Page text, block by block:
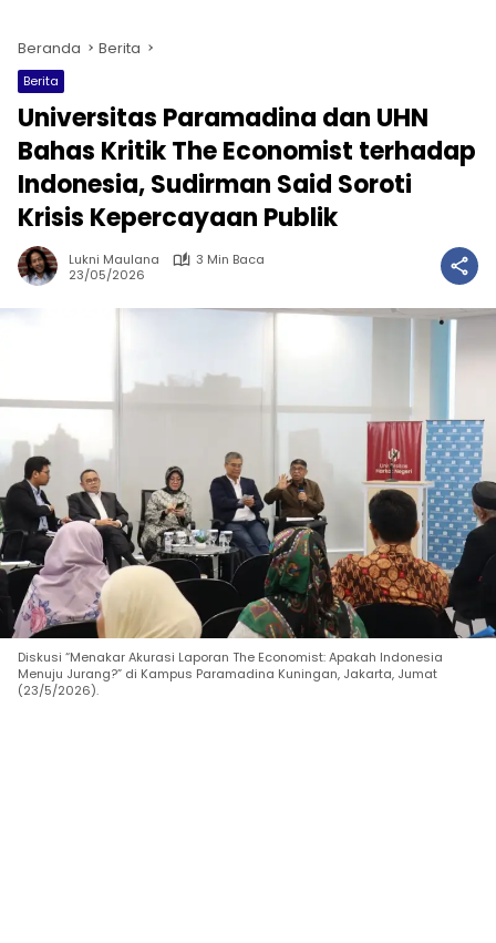
Beranda Berita
Berita
Universitas Paramadina dan UHN
Bahas Kritik The Economist terhadap
Indonesia, Sudirman Said Soroti
Krisis Kepercayaan Publik
Lukni Maulana
3 Min Baca
23/05/2026
Diskusi “Menakar Akurasi Laporan The Economist: Apakah Indonesia
Menuju Jurang?” di Kampus Paramadina Kuningan, Jakarta, Jumat
(23/5/2026).